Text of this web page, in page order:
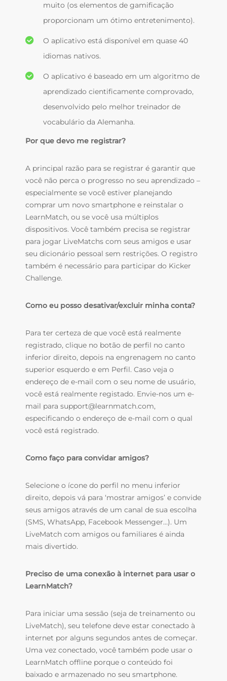
muito (os elementos de gamificação
proporcionam um ótimo entretenimento).
O aplicativo está disponível em quase 40
idiomas nativos.
O aplicativo é baseado em um algoritmo de
aprendizado cientificamente comprovado,
desenvolvido pelo melhor treinador de
vocabulário da Alemanha.
Por que devo me registrar?
A principal razão para se registrar é garantir que
você não perca o progresso no seu aprendizado –
especialmente se você estiver planejando
comprar um novo smartphone e reinstalar o
LearnMatch, ou se você usa múltiplos
dispositivos. Você também precisa se registrar
para jogar LiveMatchs com seus amigos e usar
seu dicionário pessoal sem restrições. O registro
também é necessário para participar do Kicker
Challenge.
Como eu posso desativar/excluir minha conta?
Para ter certeza de que você está realmente
registrado, clique no botão de perfil no canto
inferior direito, depois na engrenagem no canto
superior esquerdo e em Perfil. Caso veja o
endereço de e-mail com o seu nome de usuário,
você está realmente registado. Envie-nos um e-
mail para support@learnmatch.com,
especificando o endereço de e-mail com o qual
você está registrado.
Como faço para convidar amigos?
Selecione o ícone do perfil no menu inferior
direito, depois vá para ‘mostrar amigos’ e convide
seus amigos através de um canal de sua escolha
(SMS, WhatsApp, Facebook Messenger…). Um
LiveMatch com amigos ou familiares é ainda
mais divertido.
Preciso de uma conexão à internet para usar o
LearnMatch?
Para iniciar uma sessão (seja de treinamento ou
LiveMatch), seu telefone deve estar conectado à
internet por alguns segundos antes de começar.
Uma vez conectado, você também pode usar o
LearnMatch offline porque o conteúdo foi
baixado e armazenado no seu smartphone.